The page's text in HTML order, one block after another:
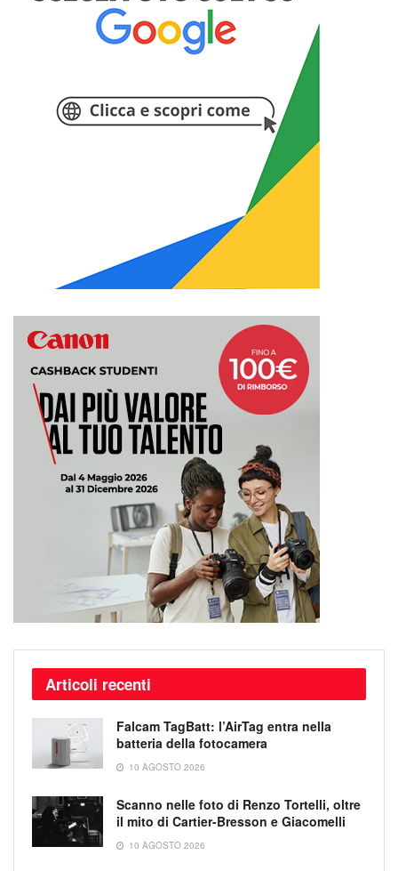
Articoli recenti
Falcam TagBatt: l’AirTag entra nella
batteria della fotocamera
10 AGOSTO 2026
Scanno nelle foto di Renzo Tortelli, oltre
il mito di Cartier-Bresson e Giacomelli
10 AGOSTO 2026